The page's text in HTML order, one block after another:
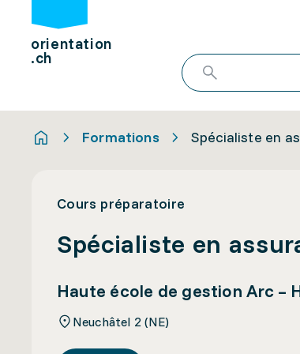
orientation
.ch
Formations Spécialiste en
Cours préparatoire
Spécialiste en
Haute école de gestion Arc –
Neuchâtel 2 (NE)